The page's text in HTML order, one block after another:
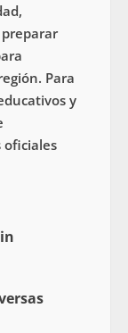
Para
y
oficiales